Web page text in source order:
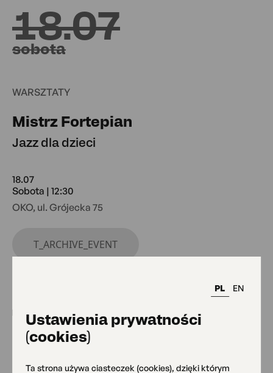
PL EN
Ustawienia prywatności
(cookies)
Ta strona używa ciasteczek (cookies), dzięki którym
18.07
sobota
WARSZTATY
Mistrz Fortepian
Jazz dla dzieci
18.07
Sobota | 12:30
OKO, ul. Grójecka 75
T_ARCHIVE_EVENT